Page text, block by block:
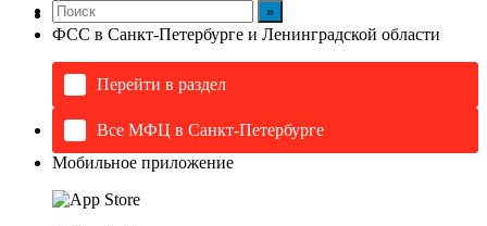
ФСС в Санкт-Петербурге и Ленинградской области
Перейти в раздел
Все МФЦ в Санкт-Петербурге
Мобильное приложение